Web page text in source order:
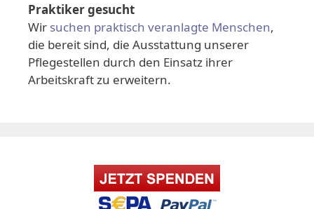
Praktiker gesucht
Wir suchen praktisch veranlagte Menschen,
die bereit sind, die Ausstattung unserer
Pflegestellen durch den Einsatz ihrer
Arbeitskraft zu erweitern.